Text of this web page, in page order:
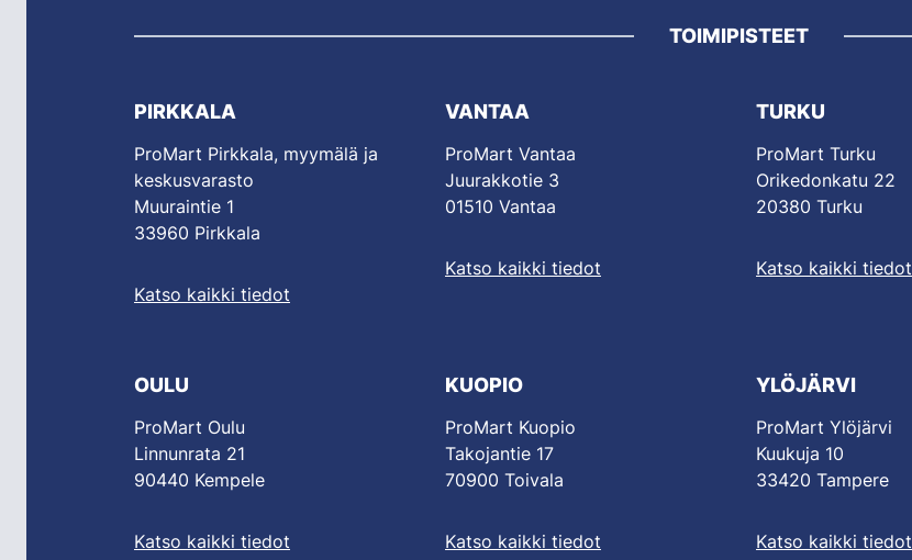
TOIMIPISTEET
PIRKKALA
ProMart Pirkkala, myymälä ja
keskusvarasto
Muuraintie 1
33960 Pirkkala
Katso kaikki tiedot
VANTAA
ProMart Vantaa
Juurakkotie 3
01510 Vantaa
Katso kaikki tiedot
TURKU
ProMart Turku
Orikedonkatu 22
20380 Turku
Katso kaikki tiedot
OULU
ProMart Oulu
Linnunrata 21
90440 Kempele
Katso kaikki tiedot
KUOPIO
ProMart Kuopio
Takojantie 17
70900 Toivala
Katso kaikki tiedot
YLÖJÄRVI
ProMart Ylöjärvi
Kuukuja 10
33420 Tampere
Katso kaikki tiedot